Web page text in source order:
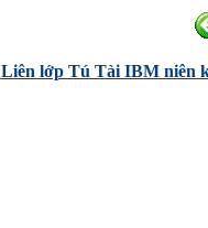
Liên lớp Tú Tài IBM niên